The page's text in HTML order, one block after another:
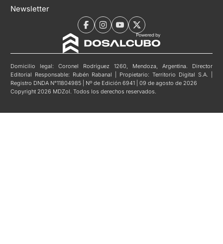
Newsletter
Domicilio legal: Coronel Rodríguez 1260, Mendoza, Argentina. Director
Editorial Responsable: Rubén Rabanal | Propietario: Territorio Digital S.A. |
Registro DNDA N°11804985 | Nº de Edición 6941 | 09 de agosto de 2026
Copyright 2026 MDZol. Todos los derechos reservados.